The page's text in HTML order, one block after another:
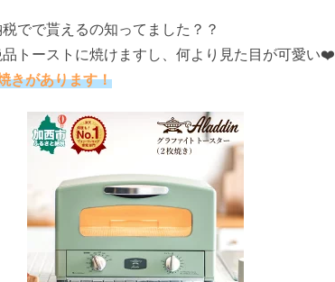
でで貰えるの知ってました？？
トーストに焼けますし、何より見た目が可愛い❤️
きがあります！